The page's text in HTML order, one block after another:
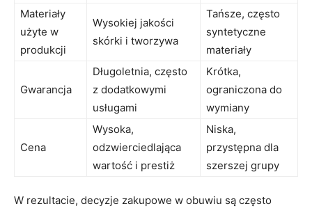
Materiały‍
użyte⁣ w
‍produkcji
Wysokiej jakości
skórki i ⁢tworzywa
Tańsze, często
syntetyczne
materiały
Gwarancja
Długoletnia, często
z⁣ dodatkowymi
usługami
Krótka,
ograniczona do
‍wymiany
Cena
Wysoka,
odzwierciedlająca
wartość i⁢ prestiż
Niska,
przystępna dla
szerszej grupy
W rezultacie, decyzje ‍zakupowe⁣ w obuwiu są‍ często